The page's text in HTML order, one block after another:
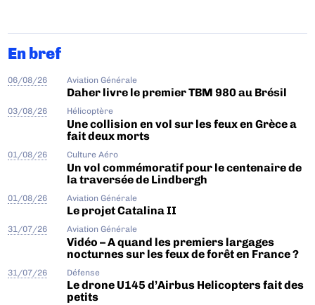
En bref
06/08/26 Aviation Générale
Daher livre le premier TBM 980 au Brésil
03/08/26 Hélicoptère
Une collision en vol sur les feux en Grèce a
fait deux morts
01/08/26 Culture Aéro
Un vol commémoratif pour le centenaire de
la traversée de Lindbergh
01/08/26 Aviation Générale
Le projet Catalina II
31/07/26 Aviation Générale
Vidéo – A quand les premiers largages
nocturnes sur les feux de forêt en France ?
31/07/26 Défense
Le drone U145 d’Airbus Helicopters fait des
petits